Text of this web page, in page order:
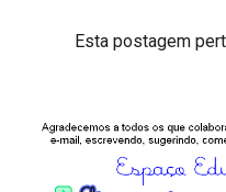
Esta postagem